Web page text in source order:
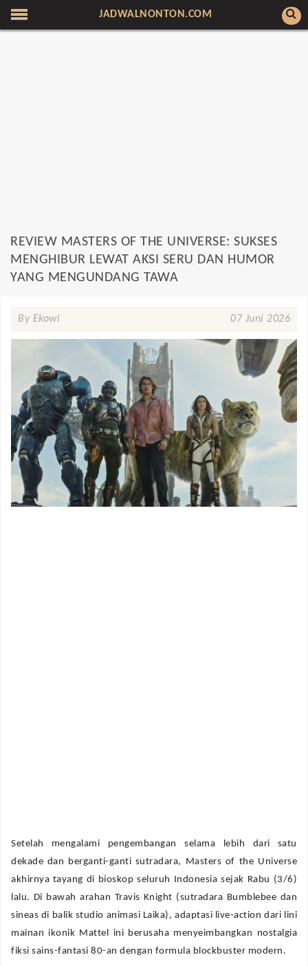
JADWALNONTON.COM
REVIEW MASTERS OF THE UNIVERSE: SUKSES
MENGHIBUR LEWAT AKSI SERU DAN HUMOR
YANG MENGUNDANG TAWA
By Ekowi 07 Juni 2026
‎Setelah mengalami pengembangan selama lebih dari satu
dekade dan berganti-ganti sutradara, Masters of the Universe
akhirnya tayang di bioskop seluruh Indonesia sejak Rabu (3/6)
lalu. Di bawah arahan Travis Knight (sutradara Bumblebee dan
sineas di balik studio animasi Laika), adaptasi live-action dari lini
mainan ikonik Mattel ini berusaha menyeimbangkan nostalgia
fiksi sains-fantasi 80-an dengan formula blockbuster modern.